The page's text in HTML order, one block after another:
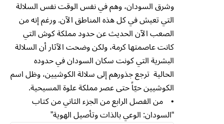
وشرق السودان، وهم في نفس الوقت نفس السلالة
التي تعيش في كل هذه المناطق الآن. ورغم إنه من
الصعب الآن الحديث عن حدود مملكة كوش التي
كانت عاصمتها كرمة، ولكن وضحت الآثار أن السلالة
البشرية التي كونت سكان السودان في حدوده
الحالية ترجع جذورهم إلى سلالة الكوشيين، وظل اسم
الكوشيين حيّاً حتى عصر مملكة علوة المسيحية.
• من الفصل الرابع من الجزء الثاني من كتاب
“السودان: الوعي بالذات وتأصيل الهوية”